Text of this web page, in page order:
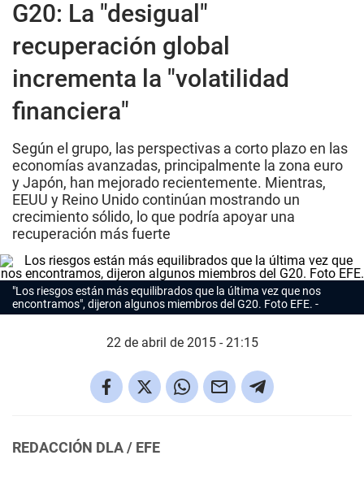
G20: La "desigual"
recuperación global
incrementa la "volatilidad
financiera"
Según el grupo, las perspectivas a corto plazo en las
economías avanzadas, principalmente la zona euro
y Japón, han mejorado recientemente. Mientras,
EEUU y Reino Unido continúan mostrando un
crecimiento sólido, lo que podría apoyar una
recuperación más fuerte
"Los riesgos están más equilibrados que la última vez que nos
encontramos", dijeron algunos miembros del G20. Foto EFE.
22 de abril de 2015 - 21:15
REDACCIÓN DLA / EFE